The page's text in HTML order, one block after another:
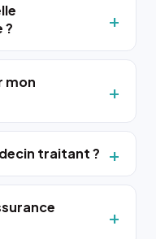
?
mon
traitant ?